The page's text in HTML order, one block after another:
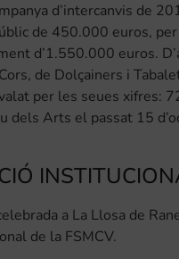
d’intercanvis de
de 450.000 euros,
d’1.550.000 euros.
de Dolçainers i
per les seues xifres:
dels Arts el passat 15
a La Llosa de
de la FSMCV.